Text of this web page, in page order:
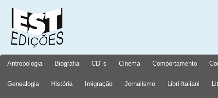
Antropologia Biografia CD' s Cinema Comportamento
Genealogia História Imigração Jornalismo Libri Italiani